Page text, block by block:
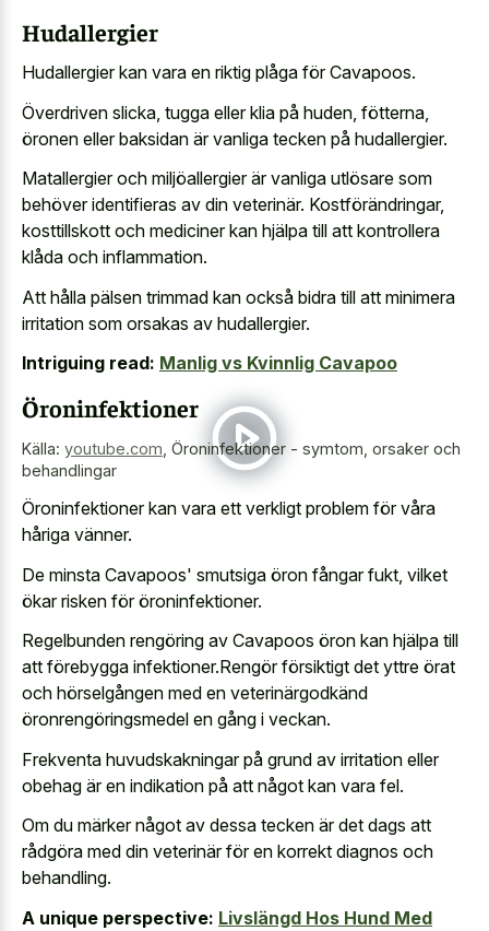
Hudallergier
Hudallergier kan vara en riktig plåga för Cavapoos.
Överdriven slicka, tugga eller klia på huden, fötterna,
öronen eller baksidan är vanliga tecken på hudallergier.
Matallergier och miljöallergier är vanliga utlösare som
behöver identifieras av din veterinär. Kostförändringar,
kosttillskott och mediciner kan hjälpa till att kontrollera
klåda och inflammation.
Att hålla pälsen trimmad kan också bidra till att minimera
irritation som orsakas av hudallergier.
Intriguing read: Manlig vs Kvinnlig Cavapoo
Öroninfektioner
Källa: youtube.com Öroninfektioner - symtom, orsaker och
behandlingar
Öroninfektioner kan vara ett verkligt problem för våra
håriga vänner.
De minsta Cavapoos' smutsiga öron fångar fukt, vilket
ökar risken för öroninfektioner.
Regelbunden rengöring av Cavapoos öron kan hjälpa till
att förebygga infektioner.Rengör försiktigt det yttre örat
och hörselgången med en veterinärgodkänd
öronrengöringsmedel en gång i veckan.
Frekventa huvudskakningar på grund av irritation eller
obehag är en indikation på att något kan vara fel.
Om du märker något av dessa tecken är det dags att
rådgöra med din veterinär för en korrekt diagnos och
behandling.
A unique perspective: Livslängd Hos Hund Med